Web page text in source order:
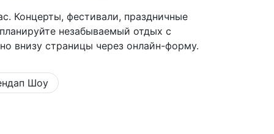
Концерты, фестивали, праздничные
незабываемый отдых с
внизу страницы через онлайн-форму.
Шоу